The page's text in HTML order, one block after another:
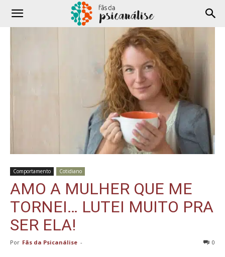
Comportamento Cotidiano
AMO A MULHER QUE ME
TORNEI… LUTEI MUITO PRA
SER ELA!
Por Fãs da Psicanálise - 0